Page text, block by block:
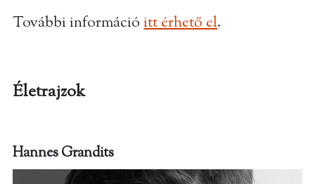
További információitt érhető el.
Életrajzok
Hannes Grandits